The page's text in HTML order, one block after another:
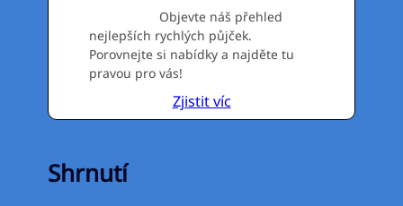
Objevte náš přehled
nejlepších rychlých půjček.
Porovnejte si nabídky a najděte tu
pravou pro vás!
Zjistit víc
Shrnutí